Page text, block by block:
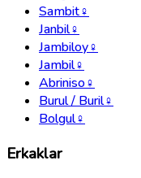
Sambit♀
Janbil♀
Jambiloy♀
Jambil♀
Abriniso♀
Burul / Buril♀
Bolgul♀
Erkaklar